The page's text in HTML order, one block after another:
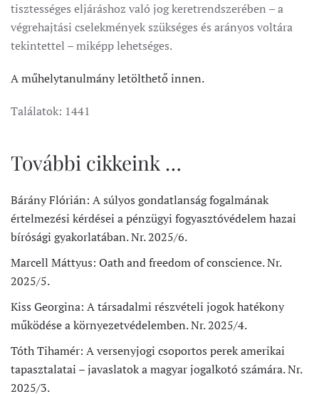
tisztességes eljáráshoz való jog keretrendszerében – a
végrehajtási cselekmények szükséges és arányos voltára
tekintettel – miképp lehetséges.
A műhelytanulmány letölthető innen.
Találatok: 1441
További cikkeink …
Bárány Flórián: A súlyos gondatlanság fogalmának
értelmezési kérdései a pénzügyi fogyasztóvédelem hazai
bírósági gyakorlatában. Nr. 2025/6.
Marcell Máttyus: Oath and freedom of conscience. Nr.
2025/5.
Kiss Georgina: A társadalmi részvételi jogok hatékony
működése a környezetvédelemben. Nr. 2025/4.
Tóth Tihamér: A versenyjogi csoportos perek amerikai
tapasztalatai – javaslatok a magyar jogalkotó számára. Nr.
2025/3.